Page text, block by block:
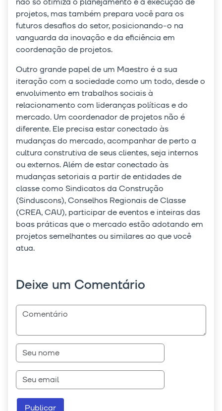
projetos, mas também prepara você para os
futuros desafios do setor, posicionando-o na
vanguarda da inovação e da eficiência em
coordenação de projetos.
Outro grande papel de um Maestro é a sua
iteração com a sociedade como um todo, desde o
envolvimento em trabalhos sociais à
relacionamento com lideranças políticas e do
mercado. Um coordenador de projetos não é
diferente. Ele precisa estar conectado às
mudanças do mercado, acompanhar de perto a
cultura construtiva de seus clientes, seja internos
ou externos. Além de estar conectado às
mudanças setoriais a partir de entidades de
classe como Sindicatos da Construção
(Sinduscons), Conselhos Regionais de Classe
(CREA, CAU), participar de eventos e inteiras das
boas práticas que o mercado estão adotando em
projetos semelhantes ou similares ao que você
atua.
Deixe um Comentário